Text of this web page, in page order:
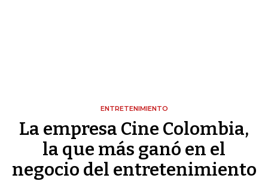
ENTRETENIMIENTO
La empresa Cine Colombia,
la que más ganó en el
negocio del entretenimiento